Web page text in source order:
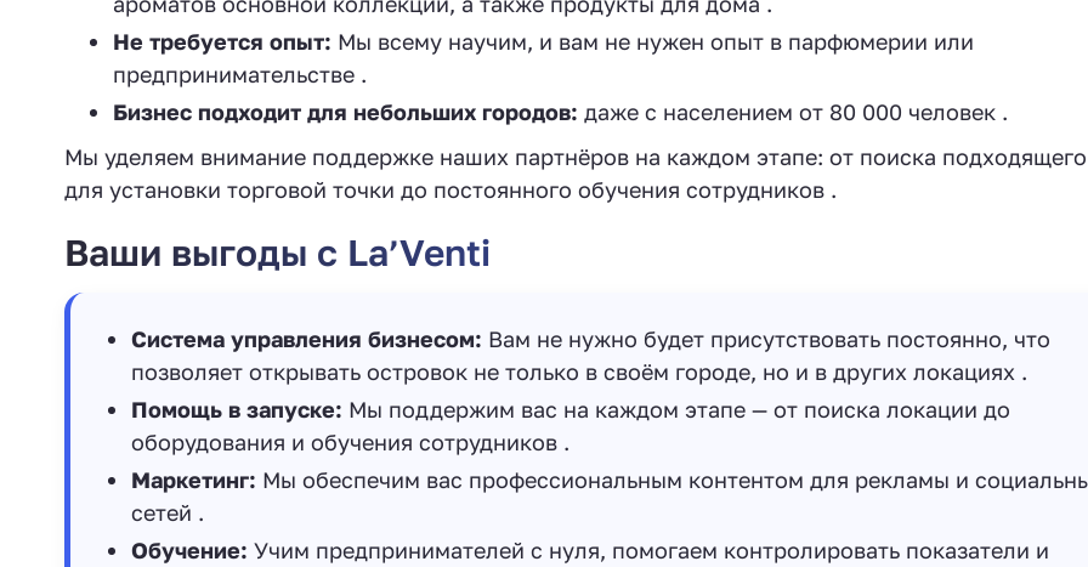
Не требуется опыт: Мы всему научим, и вам не нужен опыт в парфюмерии или
предпринимательстве .
Бизнес подходит для небольших городов: даже с населением от 80 000 человек .
Мы уделяем внимание поддержке наших партнёров на каждом этапе: от поиска
для установки торговой точки до постоянного обучения сотрудников .
Ваши выгоды с La’Venti
Система управления бизнесом: Вам не нужно будет присутствовать постоянно, что
позволяет открывать островок не только в своём городе, но и в других локациях .
Помощь в запуске: Мы поддержим вас на каждом этапе — от поиска локации до
оборудования и обучения сотрудников .
Маркетинг: Мы обеспечим вас профессиональным контентом для рекламы и
сетей .
Обучение: Учим предпринимателей с нуля, помогаем контролировать показатели и